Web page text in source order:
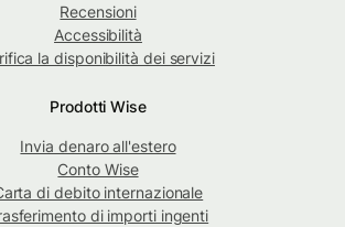
Recensioni
Accessibilità
la disponibilità dei servizi
Prodotti Wise
Invia denaro all'estero
Conto Wise
di debito internazionale
di importi ingenti